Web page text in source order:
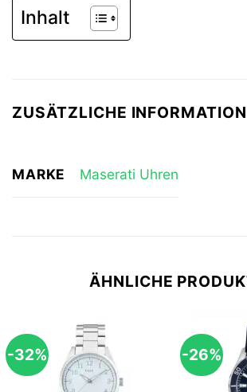
Inhalt
ZUSÄTZLICHE
MARKE Maserati Uhren
ÄHNLICHE
-32% -26%